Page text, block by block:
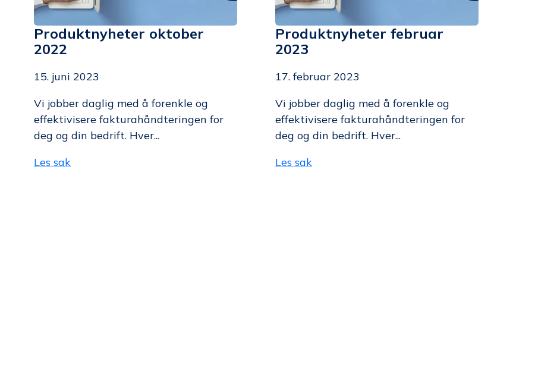
Produktnyheter oktober
2022
15. juni 2023
Vi jobber daglig med å forenkle og
effektivisere fakturahåndteringen for
deg og din bedrift. Hver...
Les sak
Produktnyheter februar
2023
17. februar 2023
Vi jobber daglig med å forenkle og
effektivisere fakturahåndteringen for
deg og din bedrift. Hver...
Les sak